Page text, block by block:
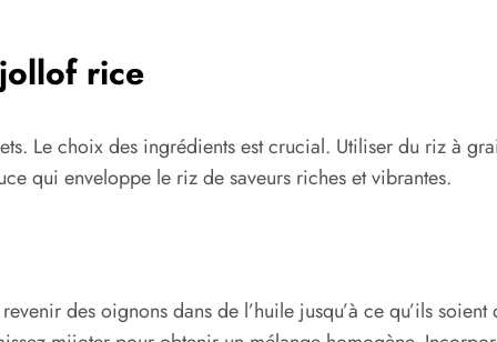
rice
Le choix des ingrédients est crucial. Utiliser du riz à
qui enveloppe le riz de saveurs riches et vibrantes.
des oignons dans de l’huile jusqu’à ce qu’ils